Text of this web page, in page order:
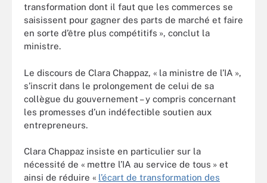
transformation dont il faut que les commerces se
saisissent pour gagner des parts de marché et faire
en sorte d’être plus compétitifs », conclut la
ministre.
Le discours de Clara Chappaz, « la ministre de l’IA »,
s’inscrit dans le prolongement de celui de sa
collègue du gouvernement – y compris concernant
les promesses d’un indéfectible soutien aux
entrepreneurs.
Clara Chappaz insiste en particulier sur la
nécessité de « mettre l’IA au service de tous » et
ainsi de réduire « l’écart de transformation des